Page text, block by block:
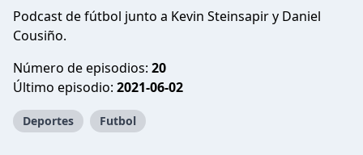
Podcast de fútbol junto a Kevin Steinsapir y Daniel
Cousiño.
Número de episodios: 20
Último episodio: 2021-06-02
Deportes Futbol